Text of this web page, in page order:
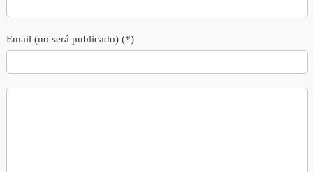
Email (no será publicado) (*)